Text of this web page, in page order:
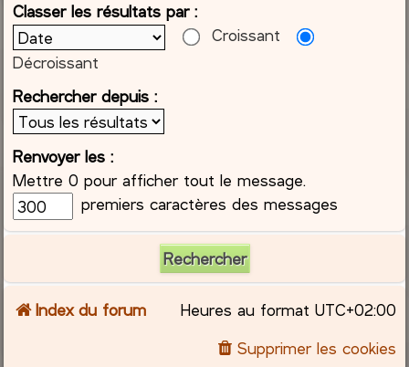
Classer les résultats par :
Croissant
Décroissant
Rechercher depuis :
Renvoyer les :
Mettre 0 pour afficher tout le message.
premiers caractères des messages
Index du forum Heures au format UTC+02:00
Supprimer les cookies